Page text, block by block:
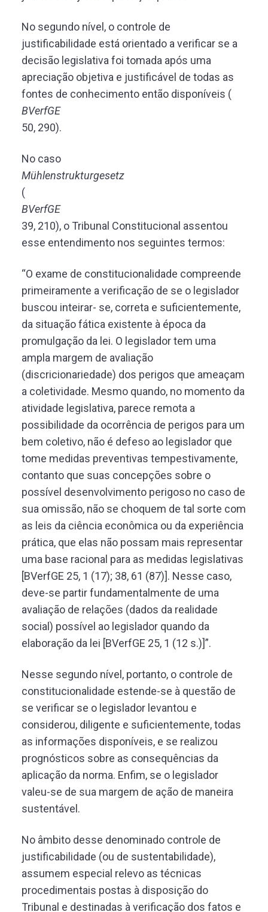
No segundo nível, o controle de
justificabilidade está orientado a verificar se a
decisão legislativa foi tomada após uma
apreciação objetiva e justificável de todas as
fontes de conhecimento então disponíveis (
BVerfGE
50, 290).
No caso
Mühlenstrukturgesetz
(
BVerfGE
39, 210), o Tribunal Constitucional assentou
esse entendimento nos seguintes termos:
“O exame de constitucionalidade compreende
primeiramente a verificação de se o legislador
buscou inteirar- se, correta e suficientemente,
da situação fática existente à época da
promulgação da lei. O legislador tem uma
ampla margem de avaliação
(discricionariedade) dos perigos que ameaçam
a coletividade. Mesmo quando, no momento da
atividade legislativa, parece remota a
possibilidade da ocorrência de perigos para um
bem coletivo, não é defeso ao legislador que
tome medidas preventivas tempestivamente,
contanto que suas concepções sobre o
possível desenvolvimento perigoso no caso de
sua omissão, não se choquem de tal sorte com
as leis da ciência econômica ou da experiência
prática, que elas não possam mais representar
uma base racional para as medidas legislativas
[BVerfGE 25, 1 (17); 38, 61 (87)]. Nesse caso,
deve-se partir fundamentalmente de uma
avaliação de relações (dados da realidade
social) possível ao legislador quando da
elaboração da lei [BVerfGE 25, 1 (12 s.)]”.
Nesse segundo nível, portanto, o controle de
constitucionalidade estende-se à questão de
se verificar se o legislador levantou e
considerou, diligente e suficientemente, todas
as informações disponíveis, e se realizou
prognósticos sobre as consequências da
aplicação da norma. Enfim, se o legislador
valeu-se de sua margem de ação de maneira
sustentável.
No âmbito desse denominado controle de
justificabilidade (ou de sustentabilidade),
assumem especial relevo as técnicas
procedimentais postas à disposição do
Tribunal e destinadas à verificação dos fatos e